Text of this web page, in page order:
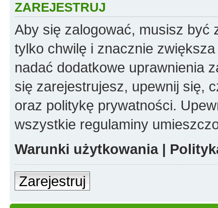
ZAREJESTRUJ
Aby się zalogować, musisz być
tylko chwilę i znacznie
nadać dodatkowe uprawnienia
się zarejestrujesz, upewnij się,
oraz politykę prywatności.
wszystkie regulaminy
Warunki użytkowania|
Zarejestruj